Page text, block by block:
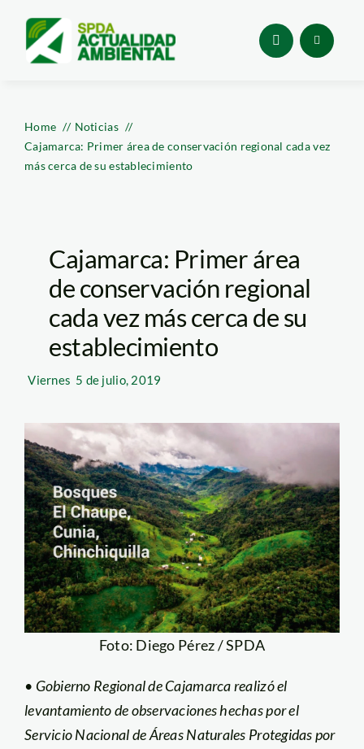
content
Home
Noticias
Cajamarca: Primer área de conservación regional cada vez
más cerca de su establecimiento
Cajamarca: Primer área
de conservación regional
cada vez más cerca de su
establecimiento
Viernes 5 de julio, 2019
Foto: Diego Pérez / SPDA
• Gobierno RegionaldeCajamarca realizó el
levantamiento de observaciones hechas por el
Servicio Nacional de Áreas Naturales Protegidas por